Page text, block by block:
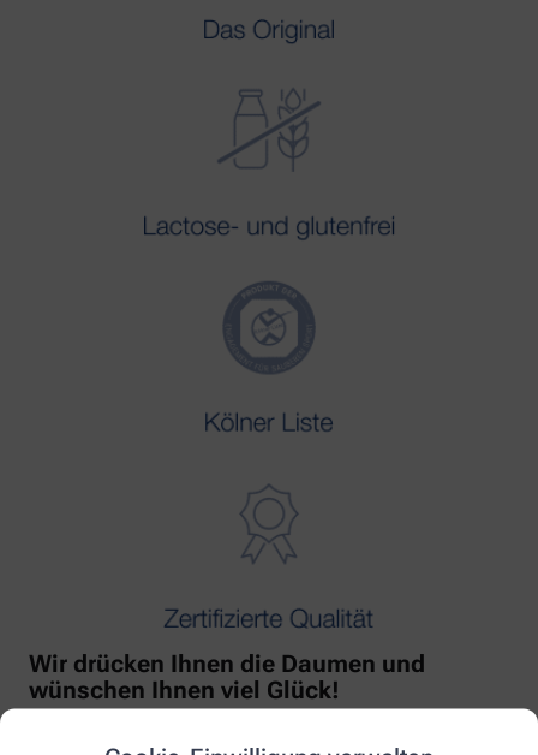
Wir drücken Ihnen die Daumen und
wünschen Ihnen viel Glück!